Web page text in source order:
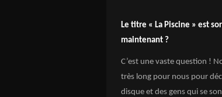
Le titre « La Piscine » est
maintenant ?
C’est une vaste question !
très long pour nous pour
disque et des gens qui se